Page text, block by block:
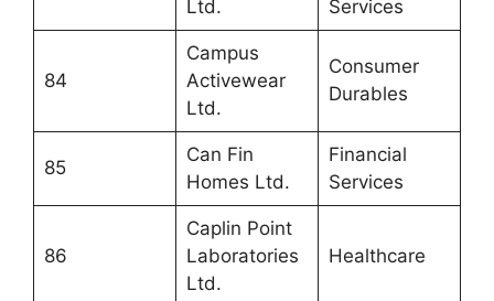
Ltd.
Services
84
Campus
Activewear
Ltd.
Consumer
Durables
85
Can Fin
Homes Ltd.
Financial
Services
86
Caplin Point
Laboratories
Ltd.
Healthcare